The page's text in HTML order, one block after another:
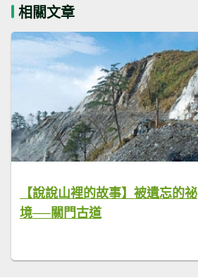
相關文章
【說說山裡的故事】被遺忘的祕
境──關門古道